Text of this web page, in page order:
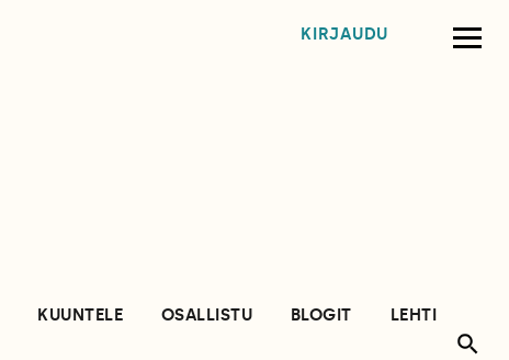
KIRJAUDU
KUUNTELE OSALLISTU BLOGIT
LEHTI